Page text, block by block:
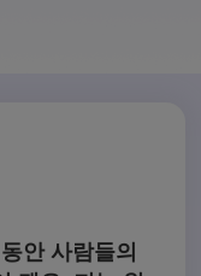
안 사람들의